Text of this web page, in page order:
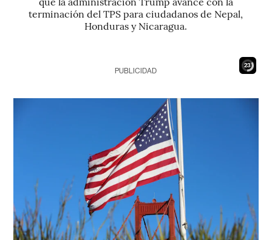
terminación del TPS para ciudadanos de Nepal,
Honduras y Nicaragua.
22
PUBLICIDAD